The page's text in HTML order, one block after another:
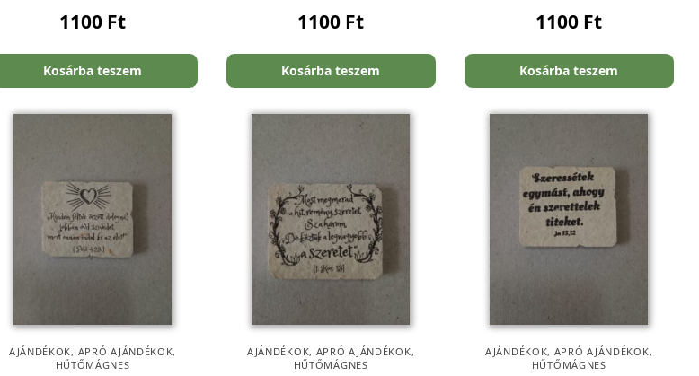
1100 Ft
Kosárba teszem
1100 Ft
Kosárba teszem
1100 Ft
Kosárba teszem
AJÁNDÉKOK, APRÓ AJÁNDÉKOK,
HŰTŐMÁGNES
AJÁNDÉKOK, APRÓ AJÁNDÉKOK,
HŰTŐMÁGNES
AJÁNDÉKOK, APRÓ AJÁNDÉKOK,
HŰTŐMÁGNES